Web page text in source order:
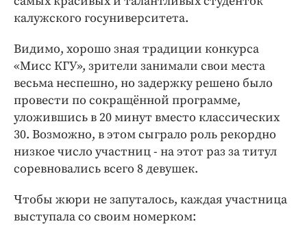
Интересное чтиво
Клиника года
Бренд года
Работодатель года
калужского госуниверситета.
Видимо, хорошо зная традиции конкурса
«Мисс КГУ», зрители занимали свои места
весьма неспешно, но задержку решено было
провести по сокращённой программе,
уложившись в 20 минут вместо классических
30. Возможно, в этом сыграло роль рекордно
низкое число участниц - на этот раз за титул
соревновались всего 8 девушек.
Чтобы жюри не запуталось, каждая участница
выступала со своим номерком: